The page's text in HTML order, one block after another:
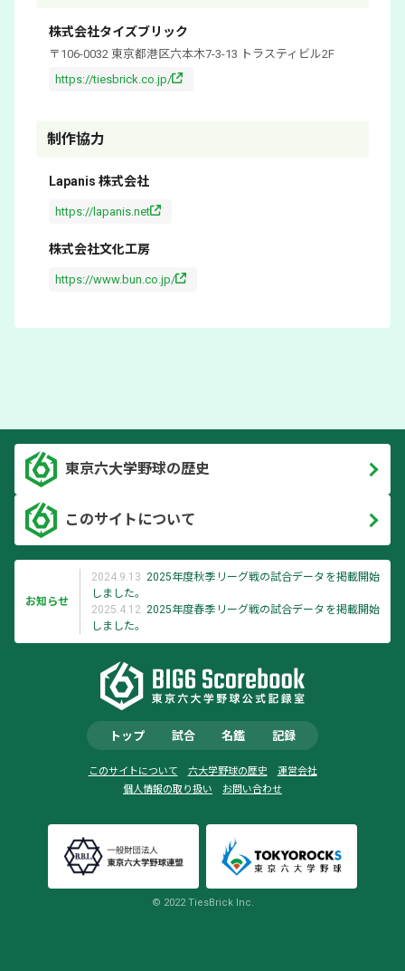
株式会社タイズブリック
〒106-0032 東京都港区六本木7-3-13 トラスティビル2F
https://tiesbrick.co.jp/
制作協力
Lapanis 株式会社
https://lapanis.net
株式会社文化工房
https://www.bun.co.jp/
東京六大学野球の歴史
このサイトについて
お知らせ
2024.9.13 2025年度秋季リーグ戦の試合データを掲載開始
しました。
2025.4.12 2025年度春季リーグ戦の試合データを掲載開始
しました。
トップ 試合 名鑑 記録
このサイトについて 六大学野球の歴史
運営会社
個人情報の取り扱い
お問い合わせ
© 2022 TiesBrick Inc.